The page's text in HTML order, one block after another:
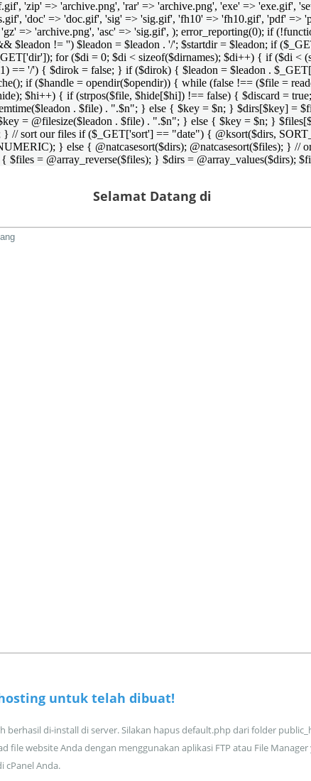
'zip' => 'archive.png', 'rar' => 'archive.png', 'exe' => 'exe.gif',
'doc' => 'doc.gif', 'sig' => 'sig.gif', 'fh10' => 'fh10.gif', 'pdf' =>
=> 'archive.png', 'asc' => 'sig.gif', ); error_reporting(0); if
$leadon != '') $leadon = $leadon . '/'; $startdir = $leadon; if
for ($di = 0; $di < sizeof($dirnames); $di++) { if ($di <
== '/') { $dirok = false; } if ($dirok) { $leadon = $leadon .
if ($handle = opendir($opendir)) { while (false !== ($file =
$hi++) { if (strpos($file, $hide[$hi]) !== false) { $discard =
. $file) . ".$n"; } else { $key = $n; } $dirs[$key] =
= @filesize($leadon . $file) . ".$n"; } else { $key = $n; }
// sort our files if ($_GET['sort'] == "date") { @ksort($dirs,
} else { @natcasesort($dirs); @natcasesort($files); }
= @array_reverse($files); } $dirs = @array_values($dirs);
Selamat Datang di
untuk telah dibuat!
berhasil di-install di server. Silakan hapus default.php dari folder
file website Anda dengan menggunakan aplikasi FTP atau File Manager
cPanel Anda.